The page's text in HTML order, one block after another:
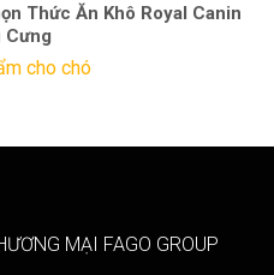
Thức Ăn Khô Royal Canin
Cưng
cho chó
MẠI FAGO GROUP